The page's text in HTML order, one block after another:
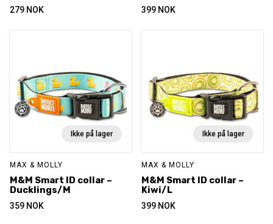
279 NOK 399 NOK
Ikke på lager
MAX & MOLLY
M&M Smart ID collar –
Ducklings/M
359 NOK
Ikke på lager
MAX & MOLLY
M&M Smart ID collar –
Kiwi/L
399 NOK